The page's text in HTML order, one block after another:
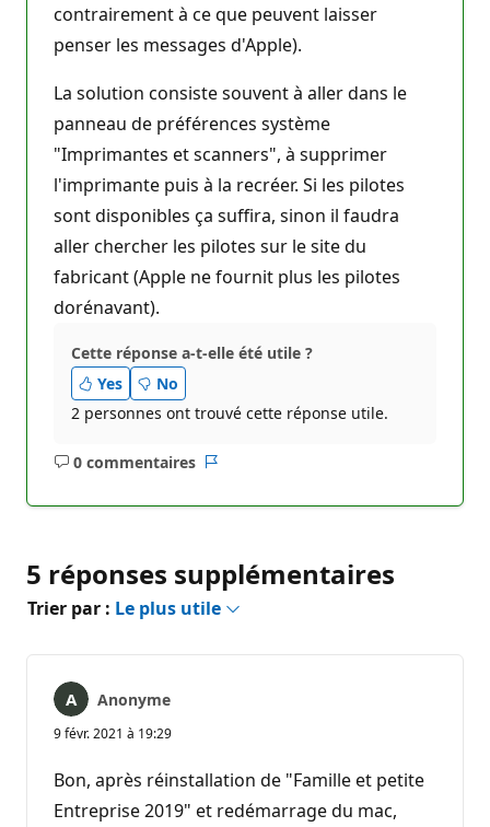
contrairement à ce que peuvent laisser
penser les messages d'Apple).
La solution consiste souvent à aller dans le
panneau de préférences système
"Imprimantes et scanners", à supprimer
l'imprimante puis à la recréer. Si les pilotes
sont disponibles ça suffira, sinon il faudra
aller chercher les pilotes sur le site du
fabricant (Apple ne fournit plus les pilotes
dorénavant).
Cette réponse a-t-elle été utile ?
Yes
No
2 personnes ont trouvé cette réponse utile.
0 commentaires
Aucun
5 réponses supplémentaires
Trier par : Le plus utile
Anonyme
9 févr. 2021 à 19:29
Bon, après réinstallation de "Famille et petite
Entreprise 2019" et redémarrage du mac,